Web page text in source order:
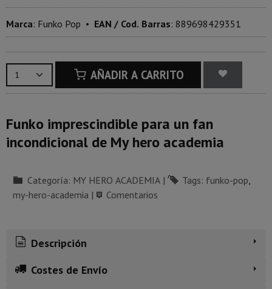
Marca: Funko Pop • EAN / Cod. Barras: 889698429351
AÑADIR A CARRITO
Funko imprescindible para un fan
incondicional de My hero academia
Categoría: MY HERO ACADEMIA | Tags: funko-pop
my-hero-academia | Comentarios
Descripción
Costes de Envío